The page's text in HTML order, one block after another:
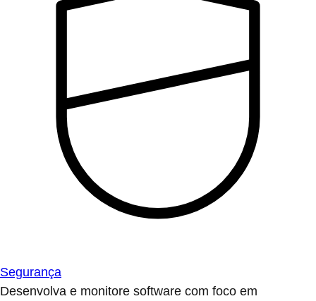
Segurança
Desenvolva e monitore software com foco em